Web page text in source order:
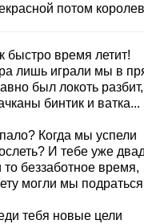
потом
быстро время летит!
лишь играли мы в
был локоть разбит,
бинтик и ватка...
Когда мы успели
И тебе уже
беззаботное время,
могли мы
тебя новые цели